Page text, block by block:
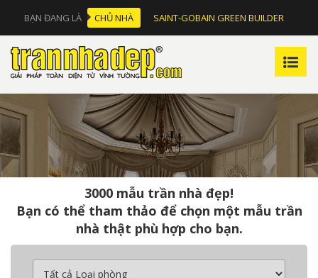
BẠN ĐANG LÀ CHỦ NHÀ SAINT-GOBAIN GREEN BUILDER
3000 mẫu trần nhà đẹp!
Bạn có thể tham thảo để chọn một mẫu trần
nhà thật phù hợp cho bạn.